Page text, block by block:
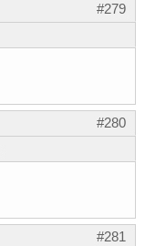
#279
#280
#281